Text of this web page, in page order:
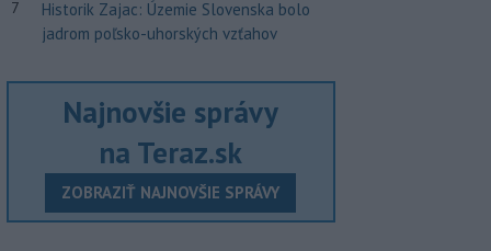
7
Historik Zajac: Územie Slovenska bolo
jadrom poľsko-uhorských vzťahov
Najnovšie správy
na Teraz.sk
ZOBRAZIŤ NAJNOVŠIE SPRÁVY